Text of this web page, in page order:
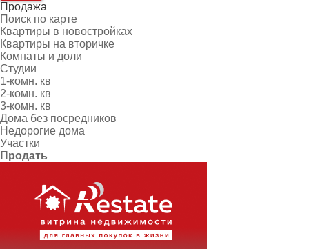
Продажа
Поиск по карте
Квартиры в новостройках
Квартиры на вторичке
Комнаты и доли
Студии
1-комн. кв
2-комн. кв
3-комн. кв
Дома без посредников
Недорогие дома
Участки
Продать